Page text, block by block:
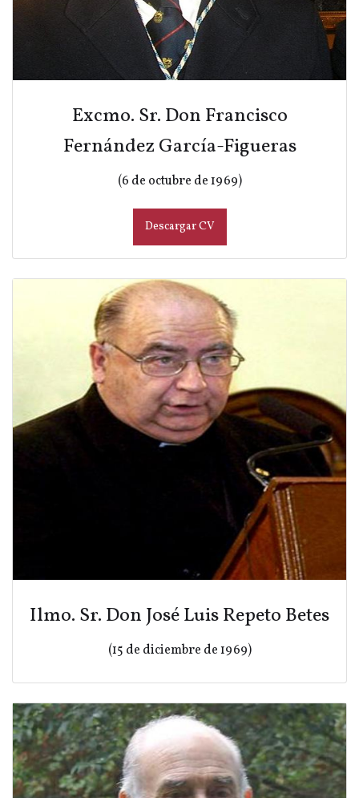
Excmo. Sr. Don Francisco
Fernández García-Figueras
(6 de octubre de 1969)
Descargar CV
Ilmo. Sr. Don José Luis Repeto Betes
(15 de diciembre de 1969)